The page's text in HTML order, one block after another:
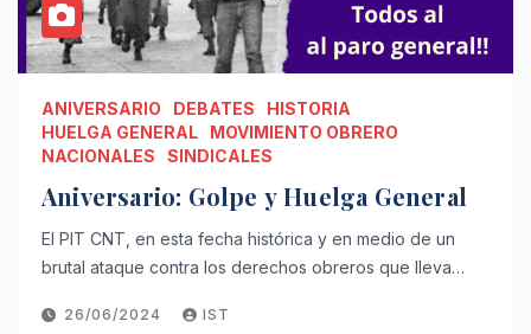
ANIVERSARIO DEBATES
HISTORIA
HUELGA GENERAL
MOVIMIENTO OBRERO
NACIONALES
SINDICALES
Aniversario: Golpe y Huelga General
El PIT CNT, en esta fecha histórica y en medio de un
brutal ataque contra los derechos obreros que lleva…
26/06/2024 IST